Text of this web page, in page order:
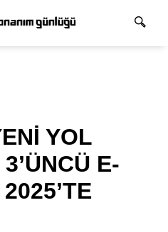
YOL
E-